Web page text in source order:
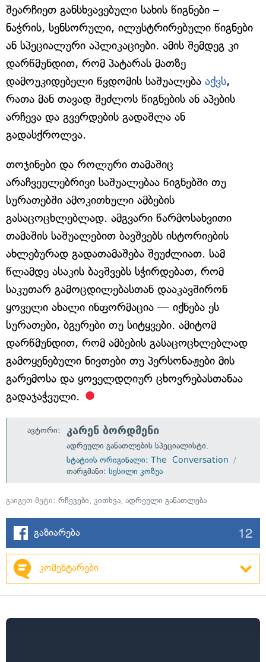
შეარჩიეთ განსხვავებული სახის წიგნები –
ნაჭრის, სენსორული, ილუსტრირებული წიგნები
ან სპეციალური აპლიკაციები. ამის შემდეგ კი
დარწმუნდით, რომ პატარას მათზე
დამოუკიდებელი წვდომის საშუალება აქვს,
რათა მან თავად შეძლოს წიგნების ან აპების
არჩევა და გვერდების გადაშლა ან
გადასქროლვა.
თოჯინები და როლური თამაშიც
არაჩვეულებრივი საშუალებაა წიგნებში თუ
სურათებში ამოკითხული ამბების
გასაცოცხლებლად. ამგვარი წარმოსახვითი
თამაშის საშუალებით ბავშვებს ისტორიების
ახლებურად გადათამაშება შეუძლიათ. სამ
წლამდე ასაკის ბავშვებს სჭირდებათ, რომ
საკუთარ გამოცდილებასთან დააკავშირონ
ყოველი ახალი ინფორმაცია — იქნება ეს
სურათები, ბგერები თუ სიტყვები. ამიტომ
დარწმუნდით, რომ ამბების გასაცოცხლებლად
გამოყენებული ნივთები თუ პერსონაჟები მის
გარემოსა და ყოველდღიურ ცხოვრებასთანაა
გადაჯაჭვული.
ავტორი: კარენ ბორდმენი
ადრეული განათლების სპეციალისტი.
სტატიის ორიგინალი: The Conversation
თარგმანი: სესილი კოზუა
გაიგეთ მეტი: რჩევები, კითხვა, ადრეული განათლება
გაზიარება 12
კომენტარები